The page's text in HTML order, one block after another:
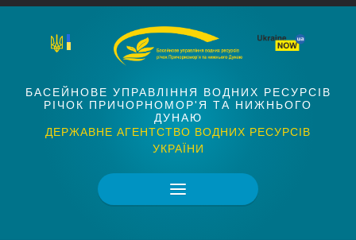
БАСЕЙНОВЕ УПРАВЛІННЯ ВОДНИХ РЕСУРСІВ
РІЧОК ПРИЧОРНОМОР'Я ТА НИЖНЬОГО
ДУНАЮ
ДЕРЖАВНЕ АГЕНТСТВО ВОДНИХ РЕСУРСІВ
УКРАЇНИ